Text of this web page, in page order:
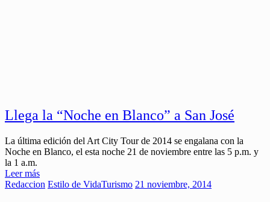
Llega la “Noche en Blanco” a San José
La última edición del Art City Tour de 2014 se engalana con la
Noche en Blanco, el esta noche 21 de noviembre entre las 5 p.m. y
la 1 a.m.
Leer más
Redaccion Estilo de VidaTurismo 21 noviembre, 2014